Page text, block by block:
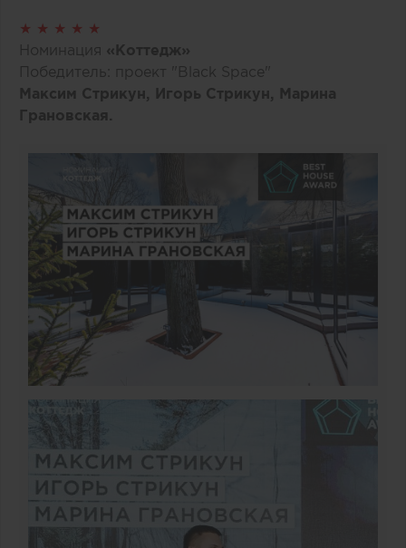
★ ★ ★ ★ ★
Номинация «Коттедж»
Победитель: проект "Black Space"
Максим Стрикун, Игорь Стрикун, Марина
Грановская.